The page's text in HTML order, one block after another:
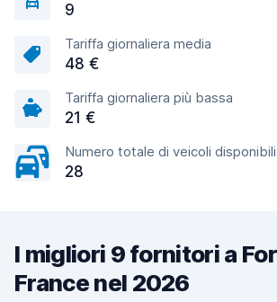
9
Tariffa giornaliera media
48 €
Tariffa giornaliera più bassa
21 €
Numero totale di veicoli disponibili
28
I migliori 9 fornitori a
France nel 2026